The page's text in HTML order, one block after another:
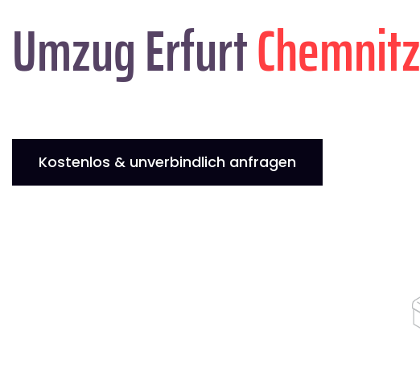
Umzug ErfurtChemnitz
Kostenlos & unverbindlich anfragen